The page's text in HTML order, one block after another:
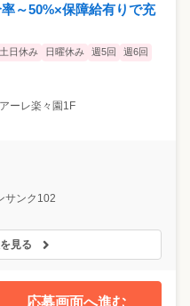
～50%×保障給有りで充
土日休み 日曜休み 週5回 週6回
ーレ楽々園1F
サンク102
見る
応募画面へ進む